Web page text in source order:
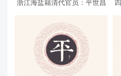
浙江海盐籍清代官员：平世昌